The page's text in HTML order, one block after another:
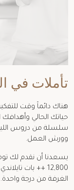
تأملات في
هناك دائماً وقت
حياتك الحالي
سلسلة من دروس
وورش العمل.
12,800 ++ بات
الغرفة من درجة واحدة.